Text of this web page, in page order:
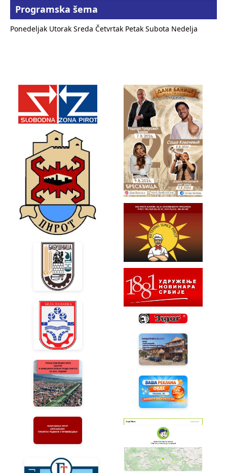
Programska šema
Ponedeljak Utorak Sreda Četvrtak Petak Subota Nedelja